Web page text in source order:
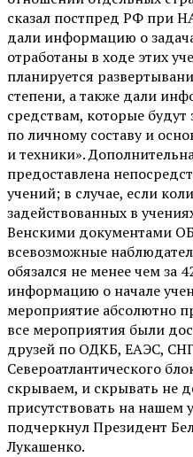
сказал постпред РФ при
дали информацию о
отработаны в ходе этих
планируется
степени, а также дали
средствам, которые
по личному составу и
и техники».
предоставлена
учений; в случае, если
задействованных в
Венскими документами
всевозможные
обязался не менее чем за
информацию о начале
мероприятие абсолютно
все мероприятия были
друзей по ОДКБ, ЕАЭС,
Североатлантического
скрываем, и скрывать не
присутствовать на нашем
подчеркнул Президент
Лукашенко.